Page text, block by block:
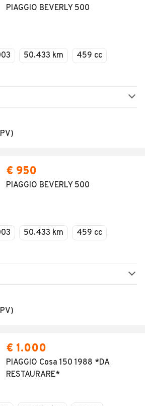
PIAGGIO BEVERLY 500
50.433 km
459 cc
€ 950
PIAGGIO BEVERLY 500
50.433 km
459 cc
€ 1.000
PIAGGIO Cosa 150 1988 *DA
RESTAURARE*